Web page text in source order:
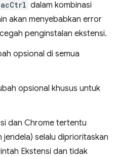
dalam kombinasi
akan menyebabkan error
penginstalan ekstensi.
opsional di semua
opsional khusus untuk
dan Chrome tertentu
jendela) selalu diprioritaskan
Ekstensi dan tidak